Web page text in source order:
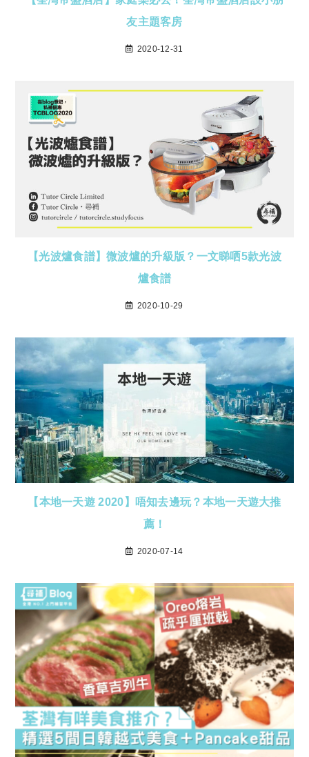
友主題客房
2020-12-31
【光波爐食譜】微波爐的升級版？一文睇哂5款光波
爐食譜
2020-10-29
【本地一天遊 2020】唔知去邊玩？本地一天遊大推
薦！
2020-07-14